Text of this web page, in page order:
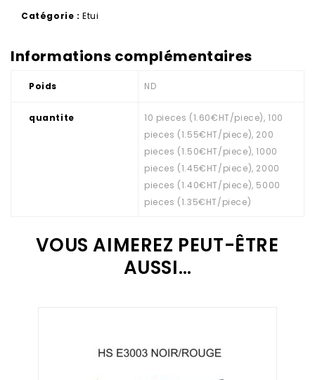
Catégorie :Etui
Informations complémentaires
Poids ND
quantite
10 pieces (1.60€HT/piece), 100
pieces (1.55€HT/piece), 200
pieces (1.50€HT/piece), 1000
pieces (1.45€HT/piece), 2000
pieces (1.40€HT/piece), 5000
pieces (1.35€HT/piece)
VOUS AIMEREZ PEUT-ÊTRE
AUSSI…